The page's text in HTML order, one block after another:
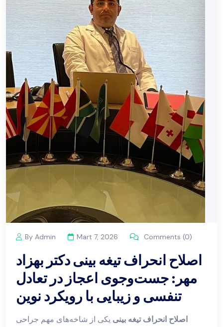
By Admin Mart 7, 2026 Comments (0)
اصلاح انحراف تیغه بینی دکتر بهزاد
مهر: جست‌وجوی اعجاز در تعادل
تنفسی و زیبایی با رویکرد نوین
اصلاح انحراف تیغه بینی یکی از شاخه‌های مهم جراحی